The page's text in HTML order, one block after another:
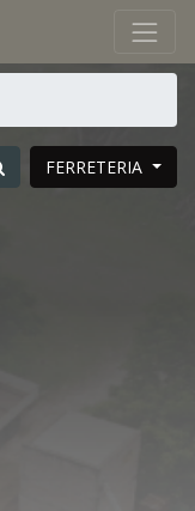
FERRETERIA